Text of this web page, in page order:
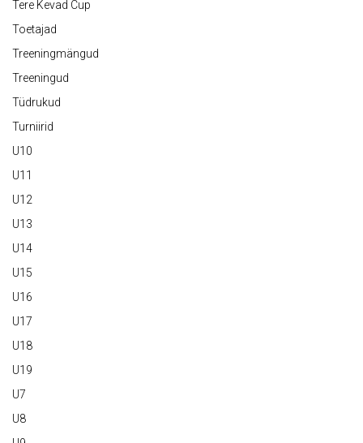
Tere Kevad Cup
Toetajad
Treeningmängud
Treeningud
Tüdrukud
Turniirid
U10
U11
U12
U13
U14
U15
U16
U17
U18
U19
U7
U8